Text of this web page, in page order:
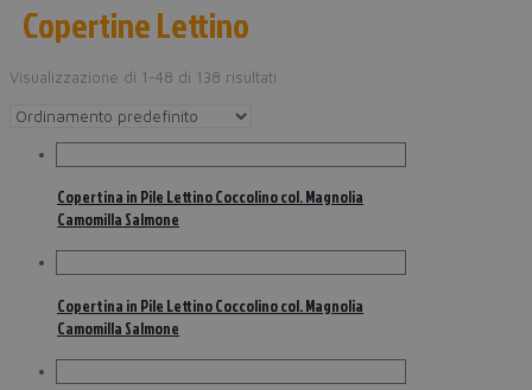
Copertine Lettino
Visualizzazione di 1-48 di 138 risultati
Copertina in Pile Lettino Coccolino col. Magnolia
Camomilla Salmone
Copertina in Pile Lettino Coccolino col. Magnolia
Camomilla Salmone